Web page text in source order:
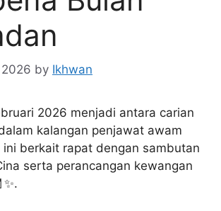
by Ikhwan
2026 menjadi antara carian
kalangan penjawat awam
ini berkait rapat dengan sambutan
serta perancangan kewangan